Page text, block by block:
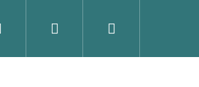
Přihlášení